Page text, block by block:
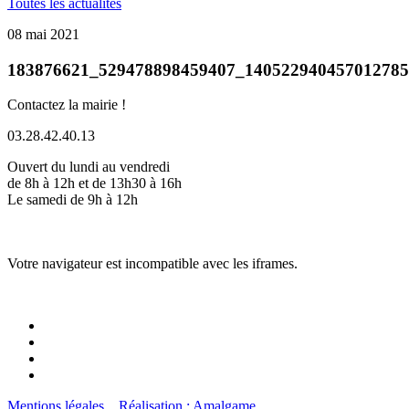
Toutes les actualités
08 mai 2021
Contactez la mairie !
03.28.42.40.13
Ouvert du lundi au vendredi
de 8h à 12h et de 13h30 à 16h
Le samedi de 9h à 12h
Votre navigateur est incompatible avec les iframes.